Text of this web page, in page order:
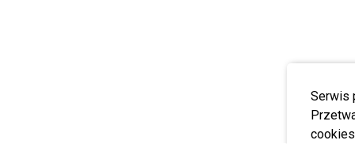
Serwis